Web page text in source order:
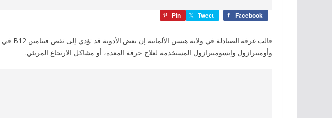
Facebook
Tweet
Pin
وأوميبرازول وإيسوميبرازول المستخدمة ‫لعلاج حرقة المعدة، أو مشاكل الارتجاع المريئي.